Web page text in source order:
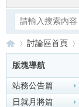
Ca»
討論區首頁
›
版塊導航
站務公告篇
日就月將篇